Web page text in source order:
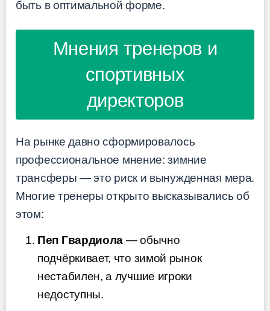
быть в оптимальной форме.
Мнения тренеров и
спортивных
директоров
На рынке давно сформировалось
профессиональное мнение: зимние
трансферы — это риск и вынужденная мера.
Многие тренеры открыто высказывались об
этом:
Пеп Гвардиола — обычно
подчёркивает, что зимой рынок
нестабилен, а лучшие игроки
недоступны.